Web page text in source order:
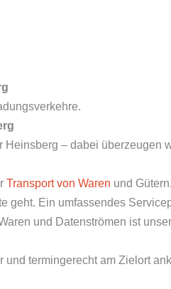
Heinsberg – dabei überzeugen
Transport von Waren und
geht. Ein umfassendes
und Datenströmen ist
und termingerecht am Zielort